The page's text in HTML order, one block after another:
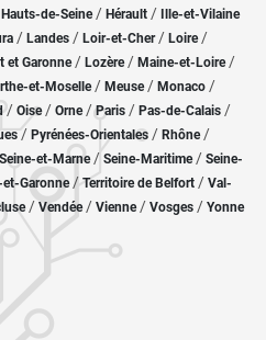
Hauts-de-Seine/ Hérault / Ille-et-Vilaine
/ Landes / Loir-et-Cher/ Loire/
et Garonne/ Lozère / Maine-et-Loire/
et-Moselle/ Meuse/ Monaco /
/ Oise / Orne/Paris / Pas-de-Calais /
/ Pyrénées-Orientales / Rhône/
Seine-et-Marne/ Seine-Maritime/ Seine-
et-Garonne/Territoire de Belfort / Val-
/ Vendée/ Vienne/ Vosges / Yonne